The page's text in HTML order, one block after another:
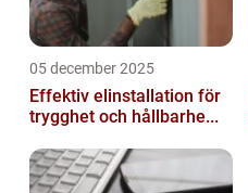
05 december 2025
Effektiv elinstallation för
trygghet och hållbarhe...